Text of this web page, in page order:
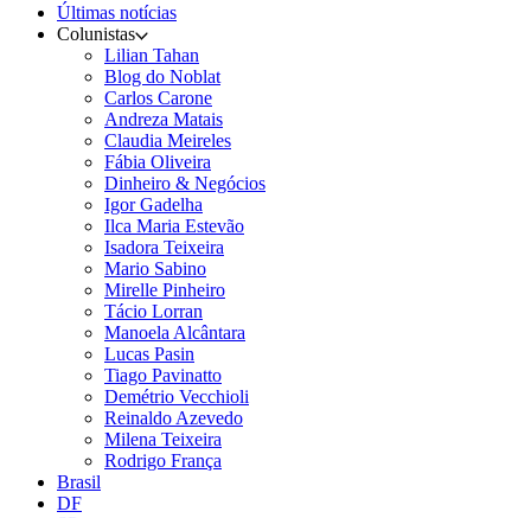
Últimas notícias
Colunistas
Lilian Tahan
Blog do Noblat
Carlos Carone
Andreza Matais
Claudia Meireles
Fábia Oliveira
Dinheiro & Negócios
Igor Gadelha
Ilca Maria Estevão
Isadora Teixeira
Mario Sabino
Mirelle Pinheiro
Tácio Lorran
Manoela Alcântara
Lucas Pasin
Tiago Pavinatto
Demétrio Vecchioli
Reinaldo Azevedo
Milena Teixeira
Rodrigo França
Brasil
DF